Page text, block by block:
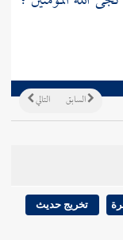
التالي السابق
تخريج حديث